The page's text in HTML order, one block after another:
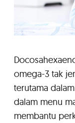
omega-3 tak
terutama
dalam menu
membantu